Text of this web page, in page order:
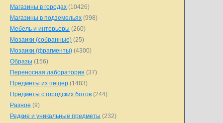
Магазины в городах (10426)
Магазины в подземельях (998)
Мебель и интерьеры (260)
Мозаики (собранные) (25)
Мозаики (фрагменты) (4300)
Образы (156)
Переносная лаборатория (37)
Предметы из пещер (1483)
Предметы с городских ботов (244)
Разное (9)
Редкие и уникальные предметы (232)